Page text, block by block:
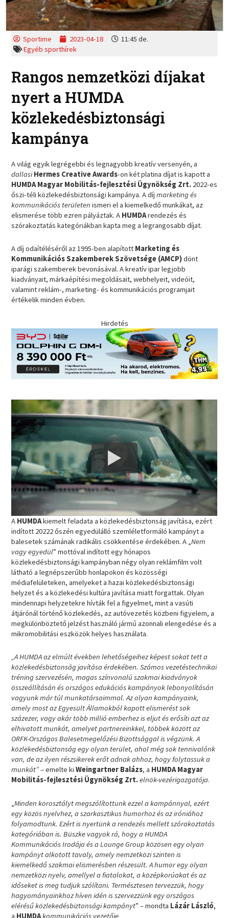
Sportime 2023-04-18
11:45 de.
Egyéb sporthírek
Rangos nemzetközi díjakat
nyert a HUMDA
közlekedésbiztonsági
kampánya
A világ egyik legrégebbi és legnagyobb kreatív versenyén, a
dallasi Hermes Creative Awards-on két platina díjat is kapott a
HUMDA Magyar Mobilitás-fejlesztési Ügynökség Zrt. 2022-es
őszi-téli közlekedésbiztonsági kampánya. A díjmarketing és
kommunikációs területen ismeri el a kiemelkedő munkákat, az
elismerése több ezren pályáztak. A HUMDArendezés és
szórakoztatás kategóriákban kapta meg a legrangosabb díjat.
A díj odaítéléséről az 1995-ben alapított Marketing és
Kommunikációs Szakemberek Szövetsége (AMCP)dönt
iparági szakemberek bevonásával. A kreatív ipar legjobb
kiadványait, márkaépítési megoldásait, webhelyeit, videóit,
valamint reklám-, marketing- és kommunikációs programjait
értékelik minden évben.
Hirdetés
A HUMDAkiemelt feladata a közlekedésbiztonság javítása, ezért
indított 20222 őszén egyedülálló szemléletformáló kampányt a
balesetek számának radikális csökkentése érdekében. A „Nem
vagy egyedül” mottóval indított egy hónapos
közlekedésbiztonsági kampányban négy olyan reklámfilm volt
látható a legnépszerűbb honlapokon és közösségi
médiafelületeken, amelyeket a hazai közlekedésbiztonsági
helyzet és a közlekedési kultúra javítása miatt forgattak. Olyan
mindennapi helyzetekre hívták fel a figyelmet, mint a vasúti
átjárónál történő közlekedés, az autóvezetés közbeni figyelem, a
megkülönböztető jelzést használó jármű azonnali elengedése és a
mikromobilitási eszközök helyes használata.
„A HUMDA az elmúlt években lehetőségeihez képest sokat tett a
közlekedésbiztonság javítása érdekében. Számos vezetéstechnikai
tréning szervezésén, magas színvonalú szakmai kiadványok
összeállításán és országos edukációs kampányok lebonyolításán
vagyunk már túl munkatársaimmal. Az olyan kampányaink,
amely most az Egyesült Államokból kapott elismerést sok
százezer, vagy akár több millió emberhez is eljut és erősíti azt az
elhivatott munkát, amelyet partnereinkkel, többek között az
ORFK-Országos Balesetmegelőzési Bizottsággal is végzünk. A
közlekedésbiztonság egy olyan terület, ahol még sok tennivalónk
van, de az ilyen részsikerek erőt adnak ahhoz, hogy folytassuk a
munkát”– emelte kiWeingartner Balázs, a HUMDA Magyar
Mobilitás-fejlesztési Ügynökség Zrt.elnök-vezérigazgatója.
„Minden korosztályt megszólítottunk ezzel a kampánnyal, ezért
egy közös nyelvhez, a szarkasztikus humorhoz és az iróniához
folyamodtunk. Ezért is nyertünk a rendezés mellett szórakoztatás
kategóriában is. Büszke vagyok rá, hogy a HUMDA
Kommunikációs Irodája és a Lounge Group közösen egy olyan
kampányt alkotott tavaly, amely nemzetközi szinten is
kiemelkedő szakmai elismerésben részesült. A humor egy olyan
nemzetközi nyelv, amellyel a fiatalokat, a középkorúakat és az
időseket is meg tudjuk szólítani. Természtesen tervezzük, hogy
hagyományainkhoz híven idén is szervezzünk egy országos
elérésű közlekedésbiztonsági kampányt” – mondta Lázár László,
a HUMDAkommunikációs vezetője.